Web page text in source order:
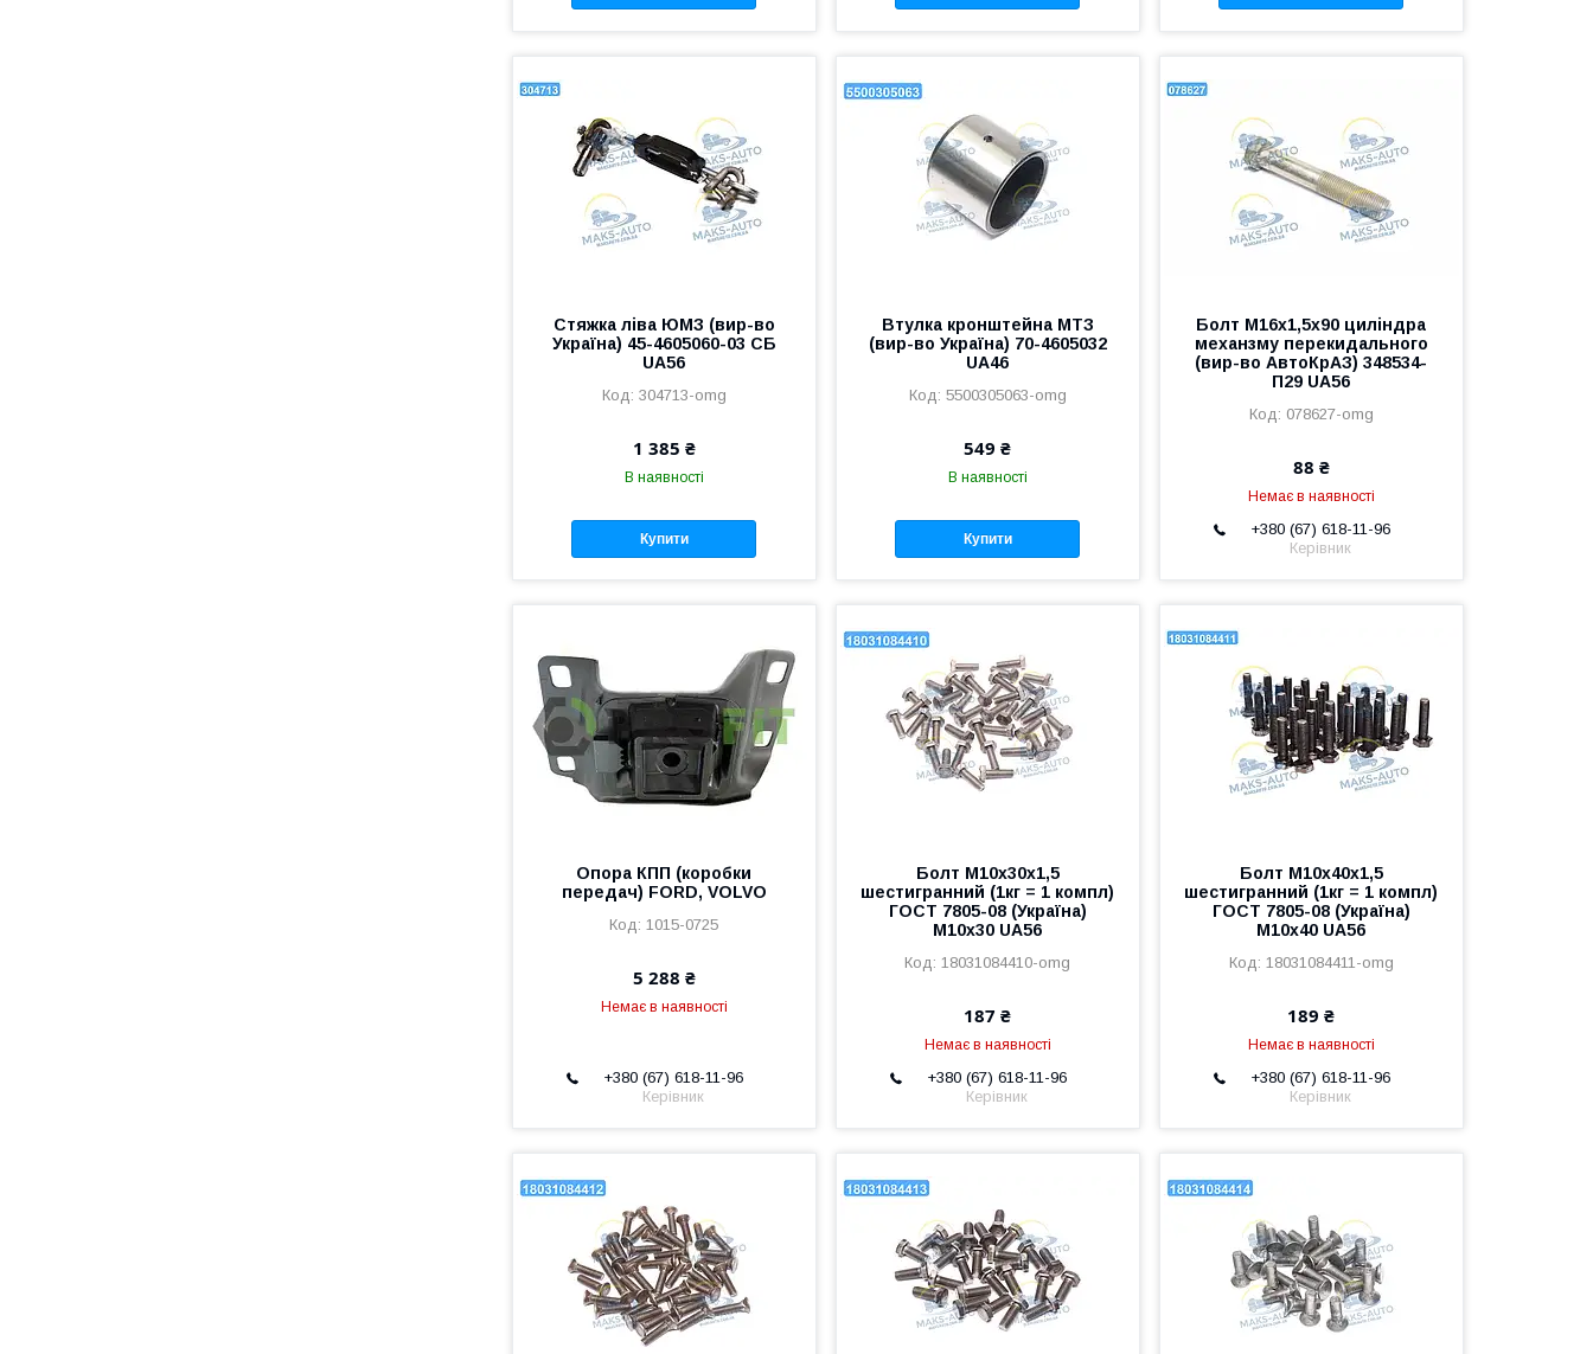
Стяжка ліва ЮМЗ (вир-во
Україна) 45-4605060-03 СБ
UA56
304713-omg
1 385 ₴
В наявності
Купити
Втулка кронштейна МТЗ
(вир-во Україна) 70-4605032
UA46
5500305063-omg
549 ₴
В наявності
Купити
Болт М16х1,5х90 циліндра
механзму перекидального
(вир-во АвтоКрАЗ) 348534-
П29 UA56
078627-omg
88 ₴
Немає в наявності
+380 (67) 618-11-96
Керівник
Опора КПП (коробки
передач) FORD, VOLVO
1015-0725
5 288 ₴
Немає в наявності
+380 (67) 618-11-96
Керівник
Болт М10х30х1,5
шестигранний (1кг = 1 компл)
ГОСТ 7805-08 (Україна)
М10х30 UA56
18031084410-omg
187 ₴
Немає в наявності
+380 (67) 618-11-96
Керівник
Болт М10х40х1,5
шестигранний (1кг = 1 компл)
ГОСТ 7805-08 (Україна)
М10х40 UA56
18031084411-omg
189 ₴
Немає в наявності
+380 (67) 618-11-96
Керівник